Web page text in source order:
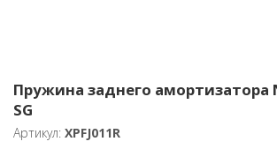
Пружина заднего амортизатора
SG
Артикул: XPFJ011R